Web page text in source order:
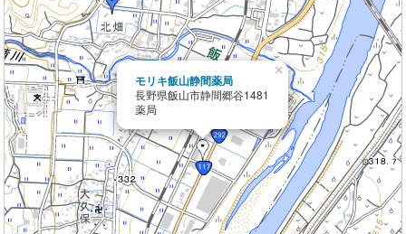
モリキ飯山静間薬局
長野県飯山市静間郷谷1481
薬局
×